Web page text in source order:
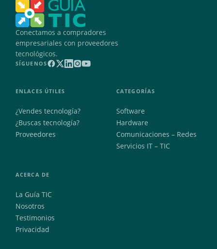
Conectamos a compradores
empresariales con proveedores
tecnológicos.
SÍGUENOS
ENLACES ÚTILES
¿Vendes tecnología?
¿Buscas tecnología?
Proveedores
CATEGORÍAS
Software
Hardware
Comunicaciones – Redes
Servicios IT – TIC
ACERCA DE
La Guía TIC
Nosotros
Testimonios
Privacidad